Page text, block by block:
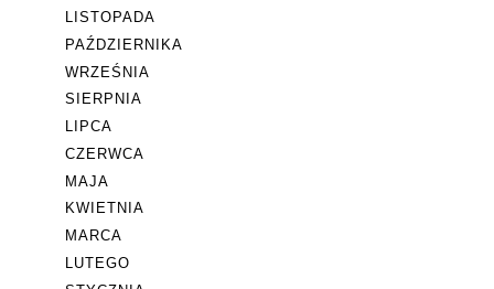
LISTOPADA
PAŹDZIERNIKA
WRZEŚNIA
SIERPNIA
LIPCA
CZERWCA
MAJA
KWIETNIA
MARCA
LUTEGO